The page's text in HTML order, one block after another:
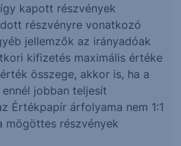
kapott részvények
részvényre vonatkozó
jellemzők az irányadóak
kifizetés maximális értéke
összege, akkor is, ha a
jobban teljesít
Értékpapír árfolyama nem 1:1
mögöttes részvények